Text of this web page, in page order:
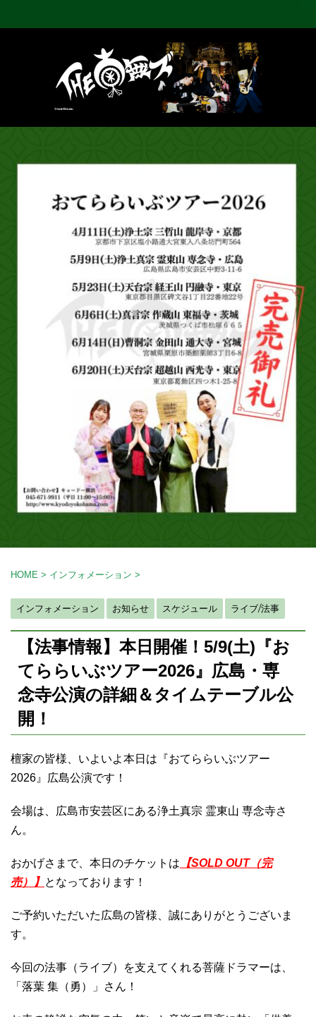
HOME > インフォメーション >
インフォメーション お知らせ スケジュール ライブ/法事
【法事情報】本日開催！5/9(土)『お
てららいぶツアー2026』広島・専
念寺公演の詳細＆タイムテーブル公
開！
檀家の皆様、いよいよ本日は『おてららいぶツアー
2026』広島公演です！
会場は、広島市安芸区にある浄土真宗 霊東山 専念寺さ
ん。
おかげさまで、本日のチケットは 【SOLD OUT（完
売）】 となっております！
ご予約いただいた広島の皆様、誠にありがとうございま
す。
今回の法事（ライブ）を支えてくれる菩薩ドラマーは、
「落葉 集（勇）」さん！